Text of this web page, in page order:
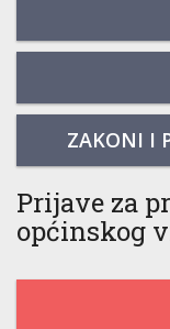
ZAKONI I
Prijave za
općinskog